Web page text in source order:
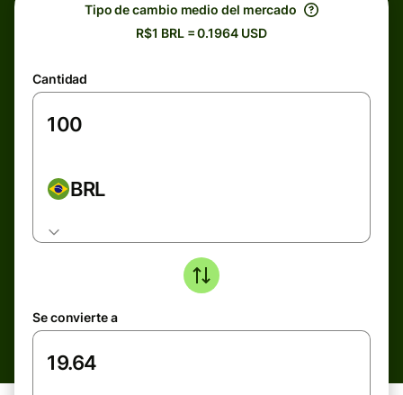
Tipo de cambio medio del mercado
R$1 BRL = 0.1964 USD
Cantidad
BRL
Se convierte a